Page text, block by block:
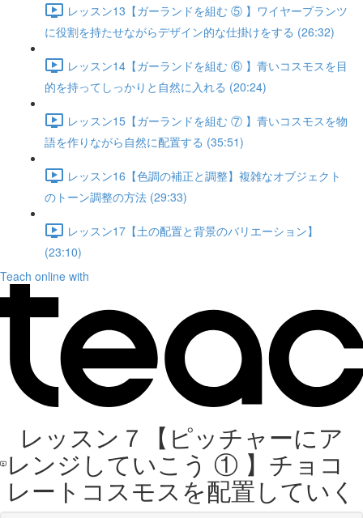
レッスン13【ガーランドを組む ⑤ 】ワイヤープランツ
に役割を持たせながらデザイン的な仕掛けをする (26:32)
レッスン14【ガーランドを組む ⑥ 】青いコスモスを目
的を持ってしっかりと自然に入れる (20:24)
レッスン15【ガーランドを組む ⑦ 】青いコスモスを物
語を作りながら自然に配置する (35:51)
レッスン16【色調の補正と調整】複雑なオブジェクト
のトーン調整の方法 (29:33)
レッスン17【土の配置と背景のバリエーション】
(23:10)
Teach online with
レッスン７【ピッチャーにア
レンジしていこう ① 】チョコ
レートコスモスを配置していく